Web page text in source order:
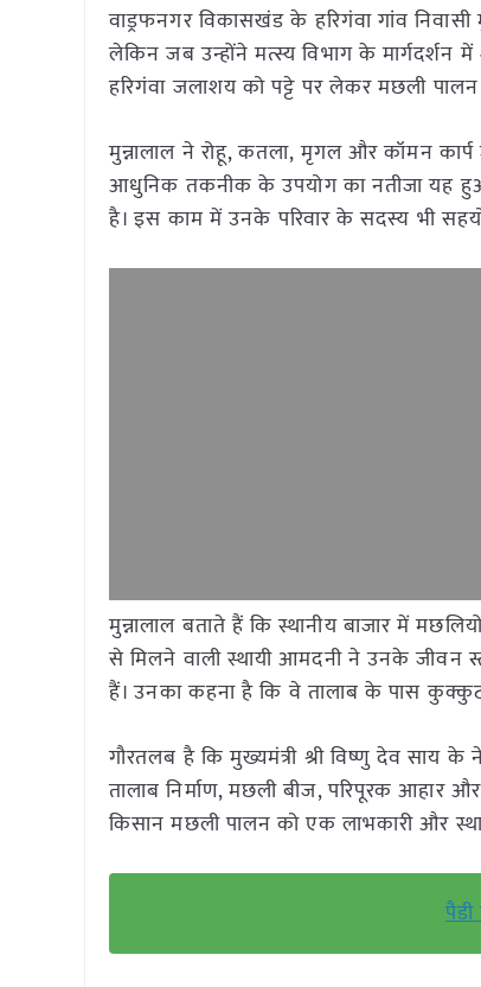
वाड्रफनगर विकासखंड के हरिगंवा गांव निवासी
लेकिन जब उन्होंने मत्स्य विभाग के मार्गदर्शन
हरिगंवा जलाशय को पट्टे पर लेकर मछली
मुन्नालाल ने रोहू, कतला, मृगल और कॉमन
आधुनिक तकनीक के उपयोग का नतीजा यह
है। इस काम में उनके परिवार के सदस्य भी
मुन्नालाल बताते हैं कि स्थानीय बाजार में
से मिलने वाली स्थायी आमदनी ने उनके जीवन
हैं। उनका कहना है कि वे तालाब के पास
गौरतलब है कि मुख्यमंत्री श्री विष्णु देव साय
तालाब निर्माण, मछली बीज, परिपूरक आहार
किसान मछली पालन को एक लाभकारी और